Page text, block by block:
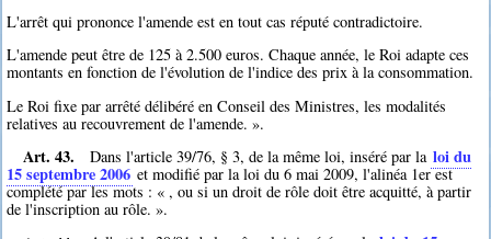
L'arrêt qui prononce l'amende est en tout cas réputé contradictoire.
L'amende peut être de 125 à 2.500 euros. Chaque année, le Roi adapte ces
montants en fonction de l'évolution de l'indice des prix à la consommation.
Le Roi fixe par arrêté délibéré en Conseil des Ministres, les modalités
relatives au recouvrement de l'amende. ».
Art. 43. Dans l'article 39/76, § 3, de la même loi, inséré par la loi du
15 septembre 2006 et modifié par la loi du 6 mai 2009, l'alinéa 1er est
complété par les mots : « , ou si un droit de rôle doit être acquitté, à partir
de l'inscription au rôle. ».